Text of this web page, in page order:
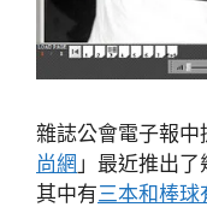
雜誌公會電子報中
尚網 」最近推出
其中有三本和棒球